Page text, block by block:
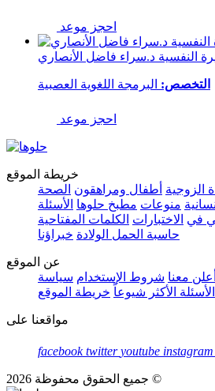
احجز موعد
النفسية د.سراء فاضل الأنصاري
التخصص: البرمجة اللغوية العصبية
احجز موعد
خريطة الموقع
الزوجية أطفال ومراهقون الصحة
منوعات مطبخ حلوها الأسئلة
في الاختبارات الكلمات المفتاحية
حاسبة الحمل الولادة خبراؤنا
عن الموقع
أعلن معنا شروط الإستخدام سياسة
الأسئلة الأكثر شيوعاً خريطة الموقع
مواقعنا على
facebook twitter youtube instagram
جميع الحقوق محفوظة 2026 ©